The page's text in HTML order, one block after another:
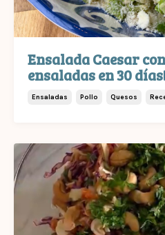
Ensalada Caesar
ensaladas en 30
Ensaladas Pollo Quesos